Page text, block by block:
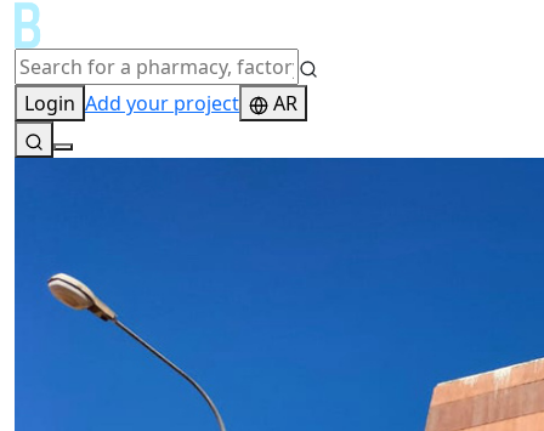
Login Add your project AR